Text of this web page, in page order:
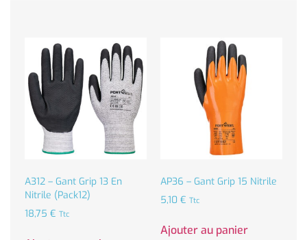
A312 – Gant Grip 13 En
Nitrile (Pack12)
18,75 € Ttc
AP36 – Gant Grip 15 Nitrile
5,10 € Ttc
Ajouter au panier